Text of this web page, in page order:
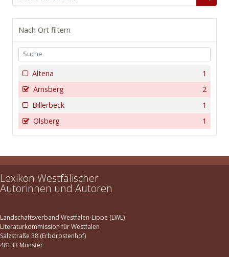
Nach Ort filtern
1
Altena
2
Arnsberg
1
Billerbeck
1
Olsberg
Lexikon Westfälischer
Autorinnen und Autoren
Landschaftsverband Westfalen-Lippe (LWL)
Literaturkommission für Westfalen
Salzstraße 38 (Erbdrostenhof)
48133 Münster